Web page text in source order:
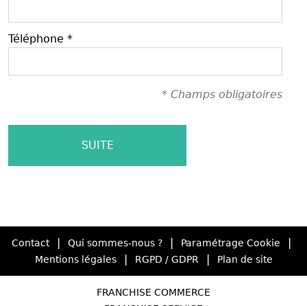
Téléphone *
* Champs obligatoires
SUITE
Contact | Qui sommes-nous ? | Paramétrage Cookie |
Mentions légales | RGPD / GDPR | Plan de site
FRANCHISE COMMERCE